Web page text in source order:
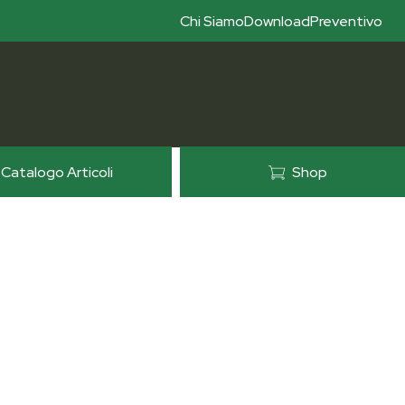
Preventivo
Download
Chi Siamo
Catalogo Articoli Shop